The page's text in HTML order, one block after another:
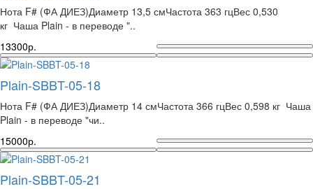
Нота F# (ФА ДИЕЗ)Диаметр 13,5 смЧастота 363 гцВес 0,530
кг Чаша Plain - в переводе "..
13300р.
Plain-SBBT-05-18
Нота F# (ФА ДИЕЗ)Диаметр 14 смЧастота 366 гцВес 0,598 кг Чаша
Plain - в переводе "чи..
15000р.
Plain-SBBT-05-21